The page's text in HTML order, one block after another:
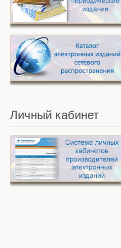
Личный кабинет